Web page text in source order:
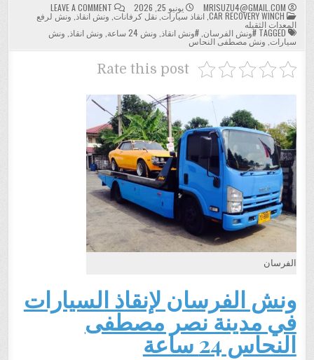
MRISUZU4@GMAIL.COM يونيو 25, 2026 LEAVE A COMMENT
ON
ونش
الفرسان
السيارات
في
POSTED
IN
CAR RECOVERY WINCH
,انقاذ سيارات ,نقل كرفانات ونش انقاذ ونش لرفع
المعدات الثقيله
#ونش الفرسان ,#ونش انقاذ ونش 24 ساعة ونش انقاذ ونش
سيارات ونش مصطفى النحاس
Rate this post
الفرسان
ونش الفرسان لإنقاذ السيارات
في مدينة نصر مصطفى
النحاس 24 ساعة